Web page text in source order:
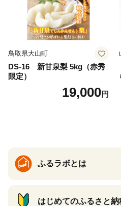
鳥取県大山町
DS-16 新甘泉梨 5kg（赤秀
限定）
19,000円
ふるラボとは
はじめてのふるさと納